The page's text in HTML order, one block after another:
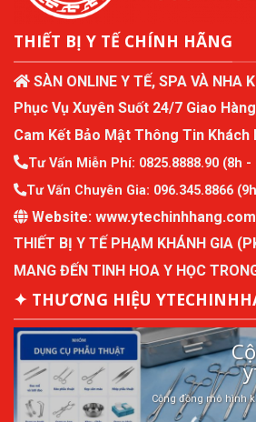
THIẾT BỊ Y TẾ CHÍNH HÃNG
SÀN ONLINE Y TẾ, SPA VÀ NHA
Phục Vụ Xuyên Suốt 24/7 Giao
Cam Kết Bảo Mật Thông Tin Khách
Tư Vấn Miễn Phí: 0825.8888.90 (8h -
Tư Vấn Chuyên Gia: 096.345.8866
Website: www.ytechinhhang.com
THIẾT BỊ Y TẾ PHẠM KHÁNH GIA
MANG ĐẾN TINH HOA Y HỌC
✦ THƯƠNG HIỆU
Cộng đồng mô hình